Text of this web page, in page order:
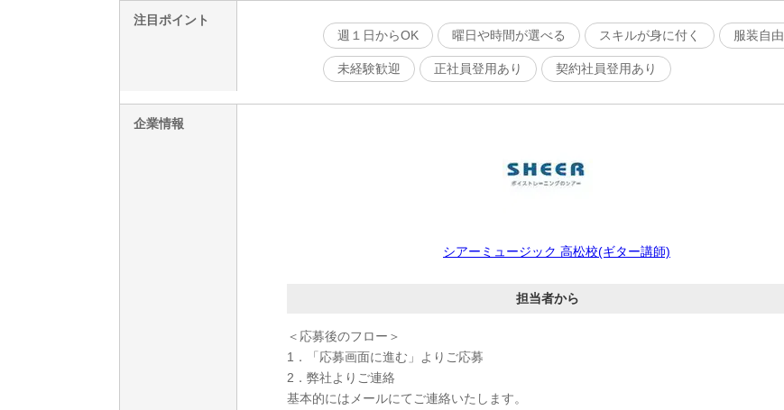
注目ポイント
週１日からOK
曜日や時間が選べる スキルが身に付く 服装自由
未経験歓迎 正社員登用あり 契約社員登用あり
企業情報
シアーミュージック 高松校(ギター講師)
担当者から
＜応募後のフロー＞
1．「応募画面に進む」よりご応募
2．弊社よりご連絡
基本的にはメールにてご連絡いたします。